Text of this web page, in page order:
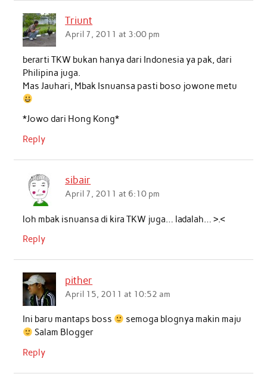
Triunt
April 7, 2011 at 3:00 pm
berarti TKW bukan hanya dari Indonesia ya pak, dari
Philipina juga.
Mas Jauhari, Mbak Isnuansa pasti boso jowone metu
*Jowo dari Hong Kong*
Reply
sibair
April 7, 2011 at 6:10 pm
loh mbak isnuansa di kira TKW juga… ladalah… >.<
Reply
pither
April 15, 2011 at 10:52 am
Ini baru mantaps boss
semoga blognya makin maju
Salam Blogger
Reply